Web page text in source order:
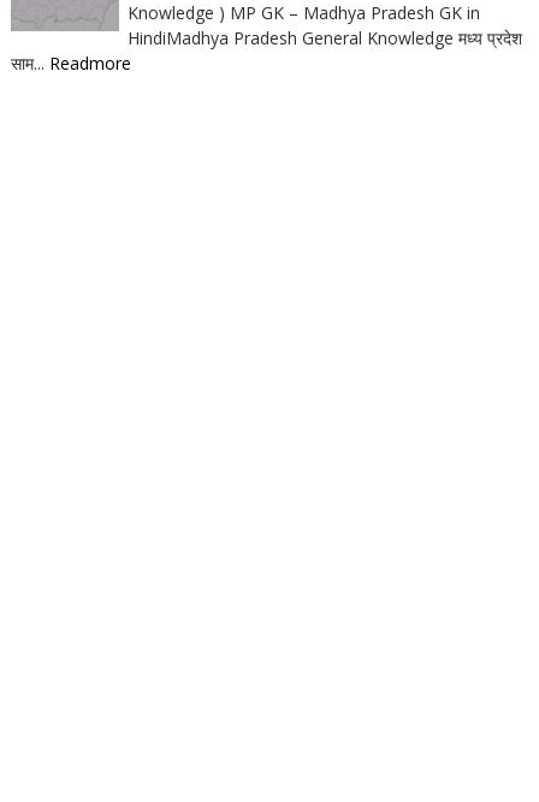
Knowledge ) MP GK – Madhya Pradesh GK in
HindiMadhya Pradesh General Knowledge मध्य प्रदेश
साम... Readmore